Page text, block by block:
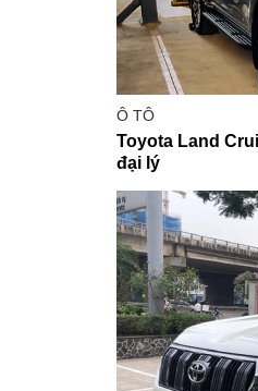
Ô TÔ
Toyota Land
đại lý